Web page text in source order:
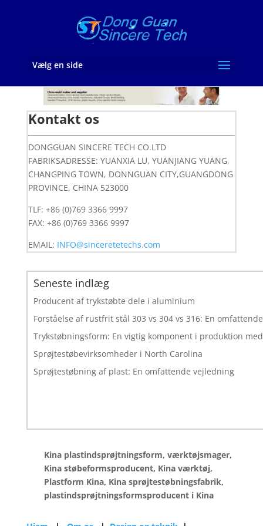
Vælg en side
Kontakt os
DONGGUAN SINCERE TECH CO.LTD
FABRIKSADRESSE: YUANXIA LU, YUANJIANG YUANG,
CHANGPING TOWN, DONNGUAN CITY,GUANGDONG
PROVINCE, CHINA 523000
TLF: +86 (0)769 3366 9997
FAX: +86 (0)769 3366 9997
EMAIL: INFO@sinceretetechs.com
Seneste indlæg
Producent af trykstøbte dele i aluminium
Forståelse af rustfrit stål 303 vs 304 vs 316: En
Trykstøbningsform: En vigtig komponent i produktion
Sprøjtestøbevirksomheder i North Carolina
Sprøjtestøbning af plast: En omfattende vejledning
Kina plastindsprøjtningsform, værktøjsmager,
Kina støbeformsproducent, Kina værktøj,
Plastform Kina, Kina sprøjtestøbningsfabrik,
plastindsprøjtningsformsproducent i Kina